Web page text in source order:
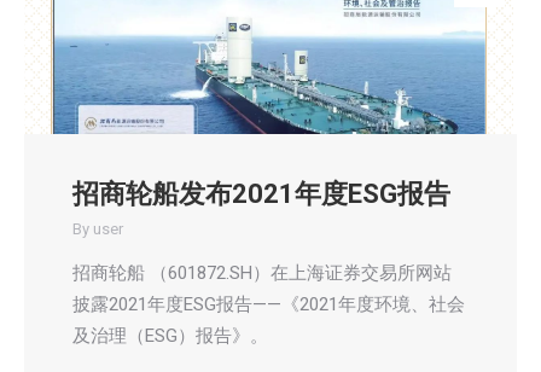
招商轮船发布2021年度ESG报告
By user
招商轮船 （601872.SH）在上海证券交易所网站
披露2021年度ESG报告——《2021年度环境、社会
及治理（ESG）报告》。